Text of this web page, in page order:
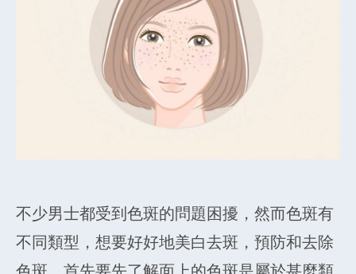
不少男士都受到色斑的問題困擾，然而色斑有
不同類型，想要好好地美白去斑，預防和去除